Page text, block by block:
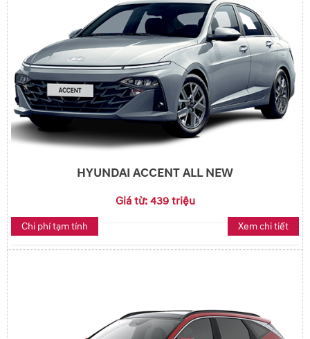
HYUNDAI ACCENT ALL NEW
Giá từ: 439 triệu
Chi phí tạm tính Xem chi tiết